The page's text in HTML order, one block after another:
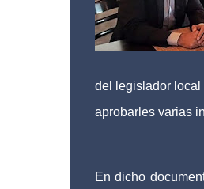
del legislador local
aprobarles varias
En dicho